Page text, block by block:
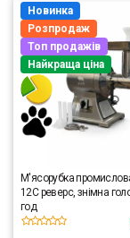
Новинка
Розпродаж
Топ продажів
Найкраща ціна
М'ясорубка
12C реверс, знімна
год